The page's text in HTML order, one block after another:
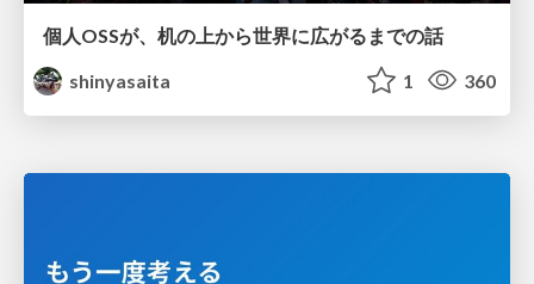
個人OSSが、机の上から世界に広がるまでの話
shinyasaita
1 360